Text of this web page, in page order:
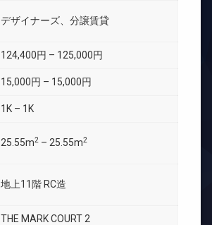
デザイナーズ、分譲賃貸
124,400円 – 125,000円
15,000円 – 15,000円
1K – 1K
25.55m2 – 25.55m2
地上11階 RC造
THE MARK COURT 2